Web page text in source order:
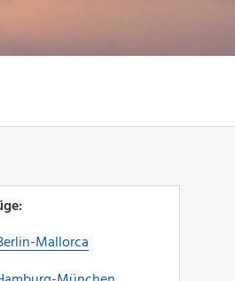
Mallorca